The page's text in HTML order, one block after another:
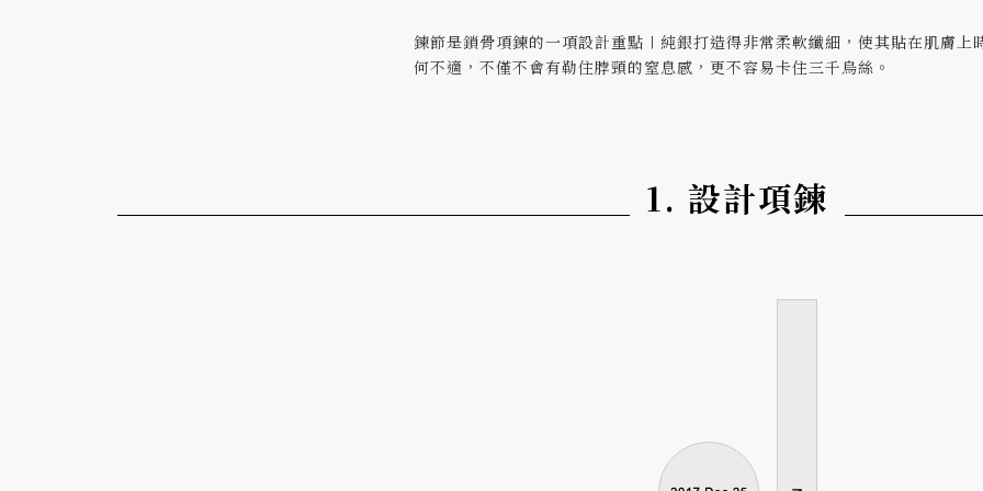
鍊節是鎖骨項鍊的一項設計重點〡純銀打造得非常柔軟纖細，使其貼在肌膚上
何不適，不僅不會有勒住脖頸的窒息感，更不容易卡住三千烏絲。
1. 設計項鍊